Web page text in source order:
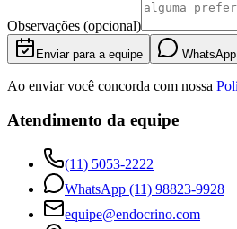
Observações (opcional)
Enviar para a equipe WhatsApp
Ao enviar você concorda com nossa
Atendimento da equipe
(11) 5053-2222
WhatsApp (11) 98823-9928
equipe@endocrino.com